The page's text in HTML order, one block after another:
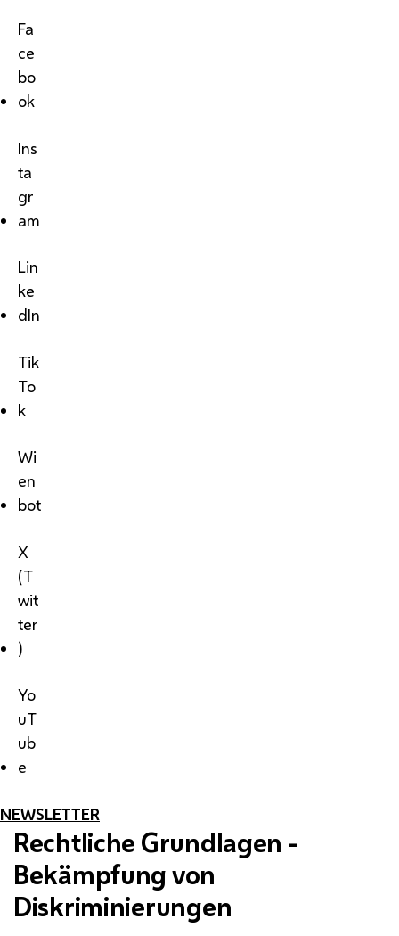
Fa
ce
bo
ok
Ins
ta
gr
am
Lin
ke
dIn
Tik
To
k
Wi
en
bot
X
(T
wit
ter
)
Yo
uT
ub
e
NEWSLETTER
Rechtliche Grundlagen -
Bekämpfung von
Diskriminierungen